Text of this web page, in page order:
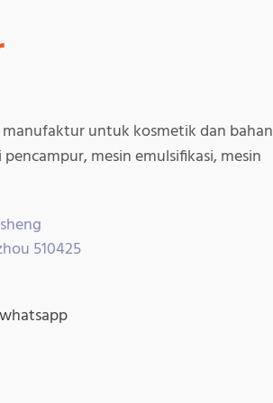
untuk kosmetik dan bahan
mesin emulsifikasi, mesin
510425